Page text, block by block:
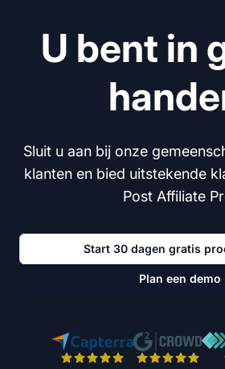
U bent in
Sluit u aan bij onze
klanten en bied uitstekende
Post Affiliate
Start 30 dagen gratis
Plan een demo